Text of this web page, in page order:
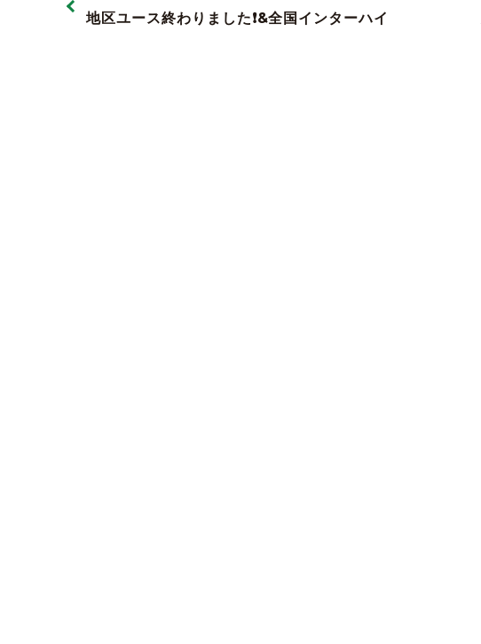
地区ユース終わりました❗️&全国インターハイ